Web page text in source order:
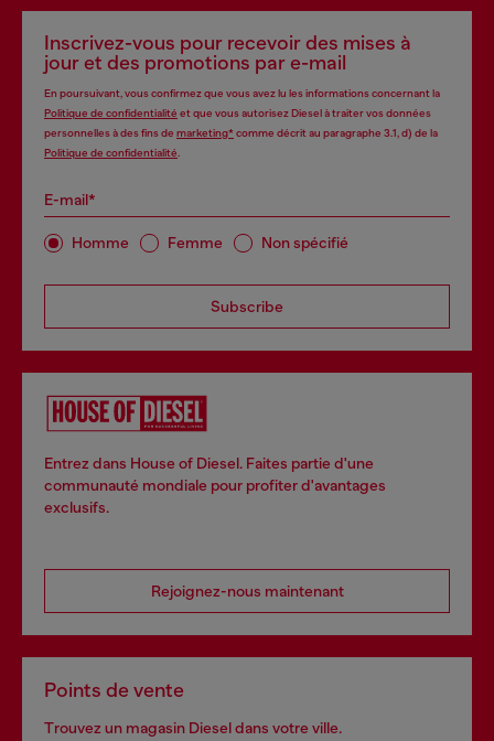
Inscrivez-vous pour recevoir des mises à
jour et des promotions par e-mail
En poursuivant, vous confirmez que vous avez lu les informations concernant la
Politique de confidentialité et que vous autorisez Diesel à traiter vos données
personnelles à des fins de marketing*comme décrit au paragraphe 3.1, d) de la
Politique de confidentialité
E-mail*
Homme Femme Non spécifié
Subscribe
Entrez dans House of Diesel. Faites partie d'une
communauté mondiale pour profiter d'avantages
exclusifs.
Rejoignez-nous maintenant
Points de vente
Trouvez un magasin Diesel dans votre ville.